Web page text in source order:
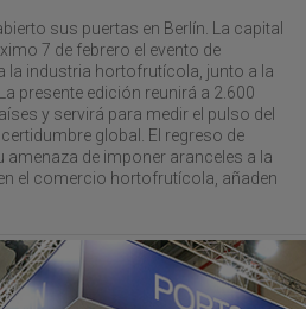
sus puertas en Berlín. La capital
7 de febrero el evento de
la industria hortofrutícola, junto a la
presente edición reunirá a 2.600
y servirá para medir el pulso del
global. El regreso de
amenaza de imponer aranceles a la
el comercio hortofrutícola, añaden